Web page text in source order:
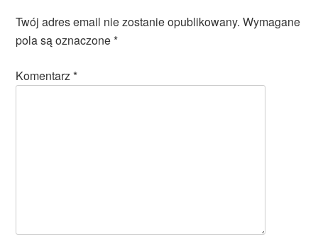
Twój adres email nie zostanie opublikowany. Wymagane
pola są oznaczone*
Komentarz*